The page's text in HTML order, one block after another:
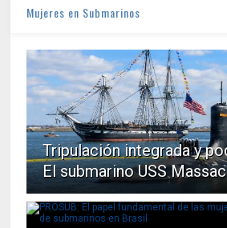
Mujeres en Submarinos
Tripulación integrada y
El submarino USS